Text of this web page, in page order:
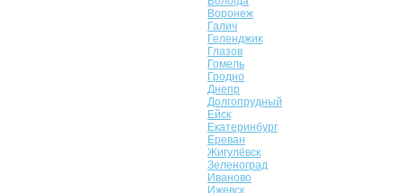
Воронеж
Галич
Геленджик
Глазов
Гомель
Гродно
Днепр
Долгопрудный
Ейск
Екатеринбург
Ереван
Жигулёвск
Зеленоград
Иваново
Ижевск